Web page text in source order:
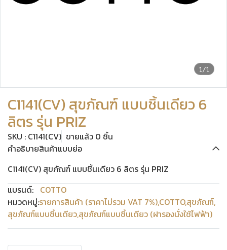
1/1
C1141(CV) สุขภัณฑ์ แบบชิ้นเดียว 6
ลิตร รุ่น PRIZ
SKU : C1141(CV) ขายแล้ว 0 ชิ้น
คำอธิบายสินค้าแบบย่อ
C1141(CV) สุขภัณฑ์ แบบชิ้นเดียว 6 ลิตร รุ่น PRIZ
แบรนด์: COTTO
หมวดหมู่:รายการสินค้า (ราคาไม่รวม VAT 7%),COTTO,สุขภัณฑ์,
สุขภัณฑ์แบบชิ้นเดียว,สุขภัณฑ์แบบชิ้นเดียว (ฝารองนั่งใช้ไฟฟ้า)